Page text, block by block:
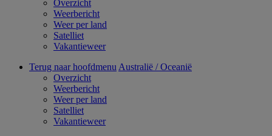
Overzicht
Weerbericht
Weer per land
Satelliet
Vakantieweer
Terug naar hoofdmenu Australië / Oceanië
Overzicht
Weerbericht
Weer per land
Satelliet
Vakantieweer